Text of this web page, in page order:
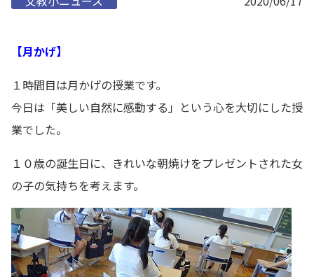
【月かげ】
１時間目は月かげの授業です。
今日は「美しい自然に感動する」という心を大切にした授
業でした。
１０歳の誕生日に、きれいな朝焼けをプレゼントされた女
の子の気持ちを考えます。